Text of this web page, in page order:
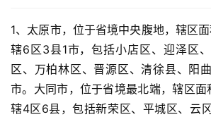
1、太原市，位于省境中央腹地，辖区
辖6区3县1市，包括小店区、迎泽区
区、万柏林区、晋源区、清徐县、阳
市。大同市，位于省境最北端，辖区面
辖4区6县，包括新荣区、平城区、云